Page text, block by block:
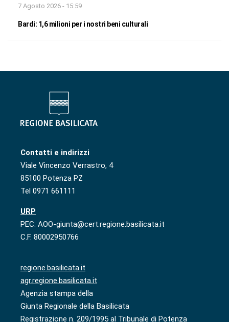
7 Agosto 2026 - 15:59
Bardi: 1,6 milioni per i nostri beni culturali
Contatti e indirizzi
Viale Vincenzo Verrastro, 4
85100 Potenza PZ
Tel 0971 661111
URP
PEC: AOO-giunta@cert.regione.basilicata.it
C.F. 80002950766
regione.basilicata.it
agr.regione.basilicata.it
Agenzia stampa della
Giunta Regionale della Basilicata
Registrazione n. 209/1995 al Tribunale di Potenza